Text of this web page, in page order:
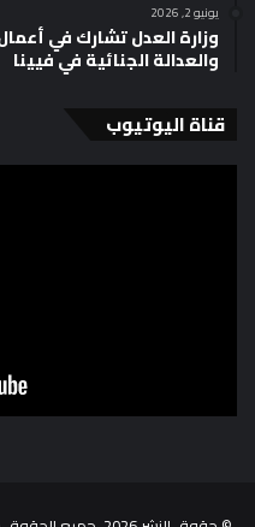
يونيو 2, 2026
والعدالة الجنائية في فيينا
قناة اليوتيوب